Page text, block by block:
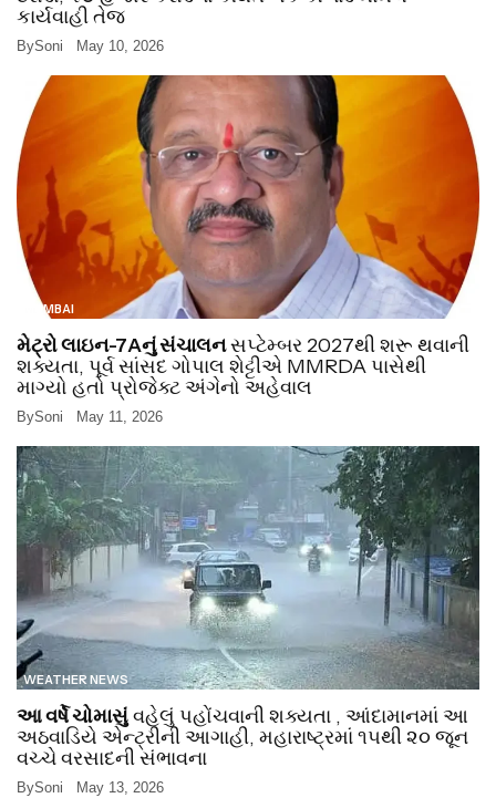
કાર્યવાહી તેજ
BySoni May 10, 2026
MUMBAI
મેટ્રો લાઇન-7Aનું સંચાલનસપ્ટેમ્બર 2027થી શરૂ થવાની
શક્યતા, પૂર્વ સાંસદ ગોપાલ શેટ્ટીએ MMRDA પાસેથી
માગ્યો હતો પ્રોજેક્ટ અંગેનો અહેવાલ
BySoni May 11, 2026
WEATHER NEWS
આ વર્ષે ચોમાસુંવહેલું પહોંચવાની શક્યતા , આંદામાનમાં આ
અઠવાડિયે એન્ટ્રીની આગાહી, મહારાષ્ટ્રમાં ૧૫થી ૨૦ જૂન
વચ્ચે વરસાદની સંભાવના
BySoni May 13, 2026